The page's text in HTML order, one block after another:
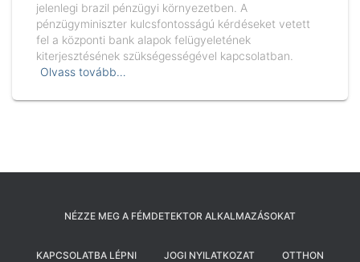
jelenlegi brazil pénzügyi környezetben. A
pénzügyminiszter kulcsfontosságú kérdéseket vetett
fel a központi bank alapok felügyeletének
kiterjesztésének szükségességével kapcsolatban.
Olvass tovább…
NÉZZE MEG A FÉMDETEKTOR ALKALMAZÁSOKAT
KAPCSOLATBA LÉPNI JOGI NYILATKOZAT OTTHON